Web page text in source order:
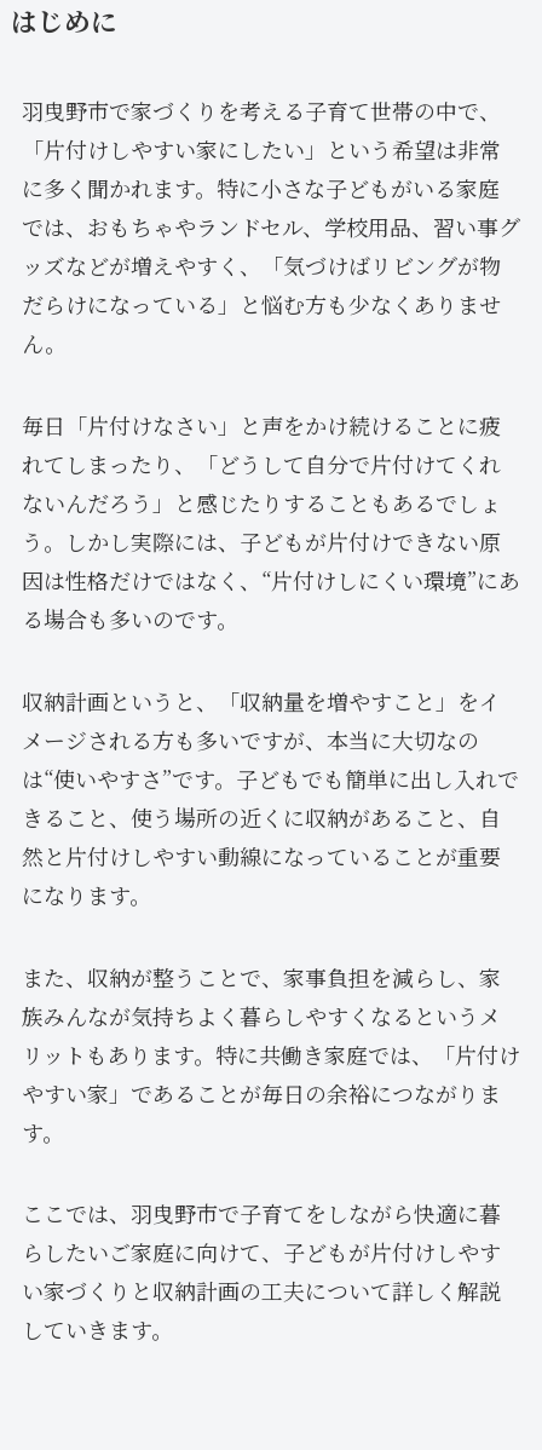
はじめに
羽曳野市で家づくりを考える子育て世帯の中で、
「片付けしやすい家にしたい」という希望は非常
に多く聞かれます。特に小さな子どもがいる家庭
では、おもちゃやランドセル、学校用品、習い事グ
ッズなどが増えやすく、「気づけばリビングが物
だらけになっている」と悩む方も少なくありませ
ん。
毎日「片付けなさい」と声をかけ続けることに疲
れてしまったり、「どうして自分で片付けてくれ
ないんだろう」と感じたりすることもあるでしょ
う。しかし実際には、子どもが片付けできない原
因は性格だけではなく、“片付けしにくい環境”にあ
る場合も多いのです。
収納計画というと、「収納量を増やすこと」をイ
メージされる方も多いですが、本当に大切なの
は“使いやすさ”です。子どもでも簡単に出し入れで
きること、使う場所の近くに収納があること、自
然と片付けしやすい動線になっていることが重要
になります。
また、収納が整うことで、家事負担を減らし、家
族みんなが気持ちよく暮らしやすくなるというメ
リットもあります。特に共働き家庭では、「片付け
やすい家」であることが毎日の余裕につながりま
す。
ここでは、羽曳野市で子育てをしながら快適に暮
らしたいご家庭に向けて、子どもが片付けしやす
い家づくりと収納計画の工夫について詳しく解説
していきます。